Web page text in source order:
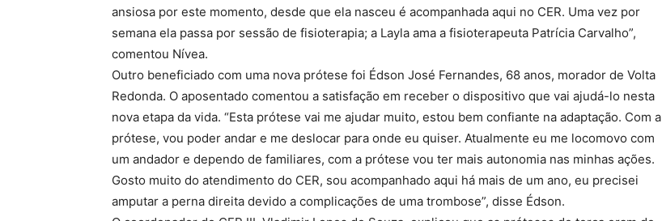
ansiosa por este momento, desde que ela nasceu é acompanhada aqui no CER. Uma vez por
semana ela passa por sessão de fisioterapia; a Layla ama a fisioterapeuta Patrícia Carvalho”,
comentou Nívea.
Outro beneficiado com uma nova prótese foi Édson José Fernandes, 68 anos, morador de Volta
Redonda. O aposentado comentou a satisfação em receber o dispositivo que vai ajudá-lo nesta
nova etapa da vida. “Esta prótese vai me ajudar muito, estou bem confiante na adaptação. Com a
prótese, vou poder andar e me deslocar para onde eu quiser. Atualmente eu me locomovo com
um andador e dependo de familiares, com a prótese vou ter mais autonomia nas minhas ações.
Gosto muito do atendimento do CER, sou acompanhado aqui há mais de um ano, eu precisei
amputar a perna direita devido a complicações de uma trombose”, disse Édson.